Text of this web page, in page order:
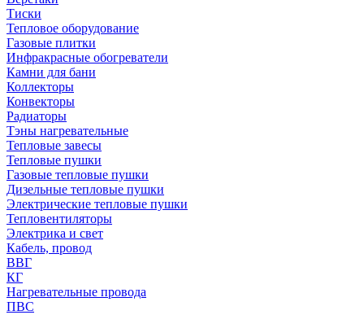
Тиски
Тепловое оборудование
Газовые плитки
Инфракрасные обогреватели
Камни для бани
Коллекторы
Конвекторы
Радиаторы
Тэны нагревательные
Тепловые завесы
Тепловые пушки
Газовые тепловые пушки
Дизельные тепловые пушки
Электрические тепловые пушки
Тепловентиляторы
Электрика и свет
Кабель, провод
ВВГ
КГ
Нагревательные провода
ПВС